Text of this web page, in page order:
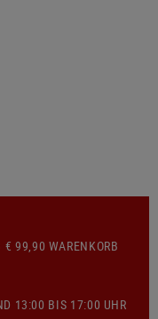
€ 99,90 WARENKORB
13:00 BIS 17:00 UHR